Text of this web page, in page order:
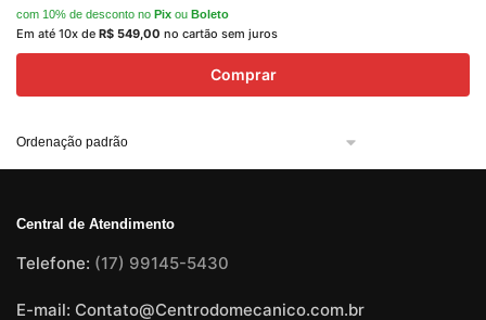
com 10% de desconto no Pix ou Boleto
Em até 10x de R$ 549,00 no cartão sem juros
Comprar
Central de Atendimento
Telefone: (17) 99145-5430
E-mail: Contato@Centrodomecanico.com.br